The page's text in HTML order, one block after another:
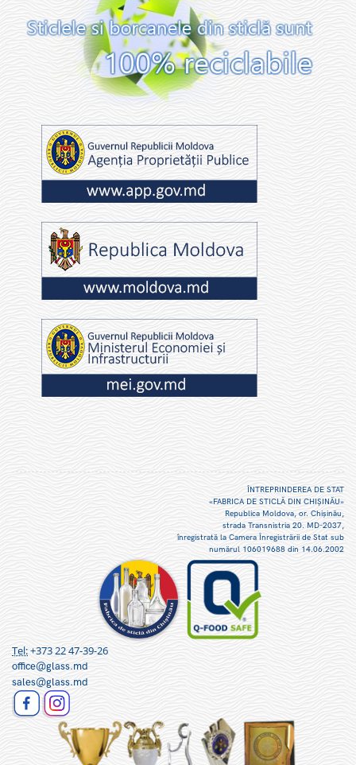
ÎNTREPRINDEREA DE STAT
«FABRICA DE STICLĂ DIN CHIŞINĂU»
Republica Moldova, or. Chişinău,
strada Transnistria 20. MD-2037,
înregistrată la Camera Înregistrării de Stat sub
numărul 106019688 din 14.06.2002
Tel:+373 22 47-39-26
office@glass.md
sales@glass.md